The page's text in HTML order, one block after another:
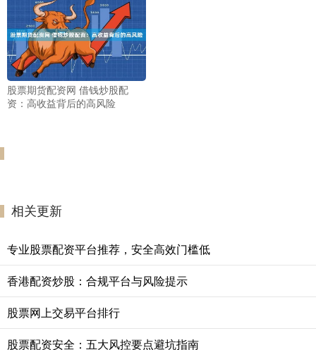
股票期货配资网 借钱炒股配
资：高收益背后的高风险
相关更新
专业股票配资平台推荐，安全高效门槛低
香港配资炒股：合规平台与风险提示
股票网上交易平台排行
股票配资安全：五大风控要点避坑指南